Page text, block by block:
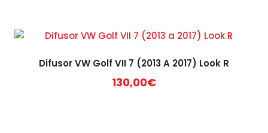
Difusor VW Golf VII 7 (2013 A 2017) Look R
130,00€